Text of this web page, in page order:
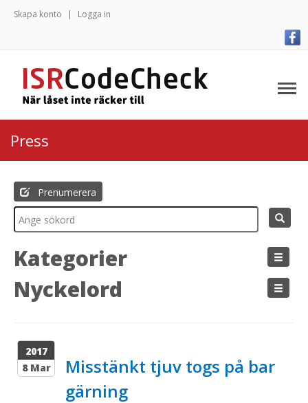
Skapa konto Logga in
Press
Prenumerera
Kategorier
Nyckelord
2017
8 Mar
Misstänkt tjuv togs på bar
gärning